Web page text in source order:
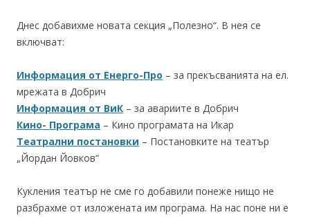
Днес добавихме новата секция „Полезно“. В нея се
включват:
Информация от Енерго-Про – за прекъсванията на ел.
мрежата в Добрич
Информация от ВиК – за авариите в Добрич
Кино- Програма – Кино програмата на Икар
Театрални постановки – Постановките на театър
„Йордан Йовков“
Кукления театър не сме го добавили понеже нищо не
разбрахме от изложената им програма. На нас поне ни е